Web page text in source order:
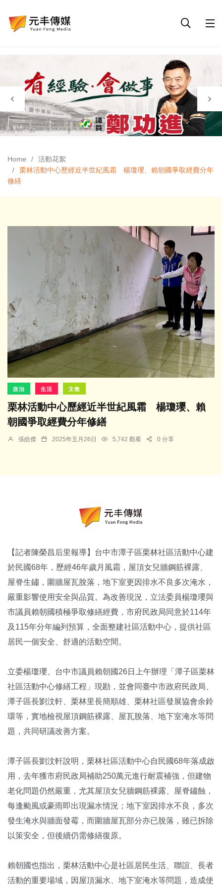
Home
活動花絮
栗林活動中心歷經近半世紀風霜 楊瓊瓔、賴朝國爭取經費分年
修繕
政治 生活 文教
栗林活動中心歷經近半世紀風霜 楊瓊瓔、賴
朝國爭取經費分年修繕
張皓傑 2025年五月26日 5,742 觀看 0 分享
【記者陳榮昌后里報導】台中市潭子區栗林社區活動中心建
於民國68年，歷經46年歲月風霜，屋頂女兒牆鋼筋裸露、
屋脊生鏽，圍牆屋瓦脫落，地下室更因排水不良多次淹水，
嚴重影響使用安全與品質。為改善現況，立法委員楊瓊瓔與
市議員賴朝國積極爭取修繕經費，市府民政局同意於114年
及115年分年編列預算，全面整建社區活動中心，提供社區
居民一個安全、舒適的活動空間。
立委楊瓊瓔、台中市議員賴朝國26日上午辦理「潭子區栗林
社區活動中心修繕工程」現勘，並會同臺中市政府民政局、
潭子區長劉汶軒、栗林里長簡順雄、栗林社區發展協會余鈴
環等，實地檢視屋頂鋼筋裸露、屋瓦脫落、地下室淹水等問
題，共同研議改善方案。
潭子區長劉汶軒說明，栗林社區活動中心自民國68年落成啟
用，去年獲市府民政局補助250萬元進行耐震補強，但建物
老化問題仍然嚴重，尤其屋頂女兒牆鋼筋裸露、屋脊鏽蝕，
每逢颱風或豪雨即出現漏水情況；地下室因排水不良，多次
發生淹水與牆面發霉，而圍牆屋瓦部分亦已脫落，雖已拆除
以策安全，但後續仍需修繕復原。
賴朝國也指出，栗林活動中心是社區居民生活、聯誼、長者
活動的重要場域，因屋頂漏水、地下室淹水等問題，造成使